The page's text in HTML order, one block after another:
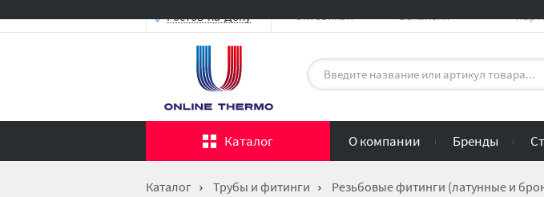
Ростов-на-Дону Оптовикам Вакансии
Каталог О компании Бренды
Каталог Трубы и фитинги
Резьбовые фитинги (латунные и